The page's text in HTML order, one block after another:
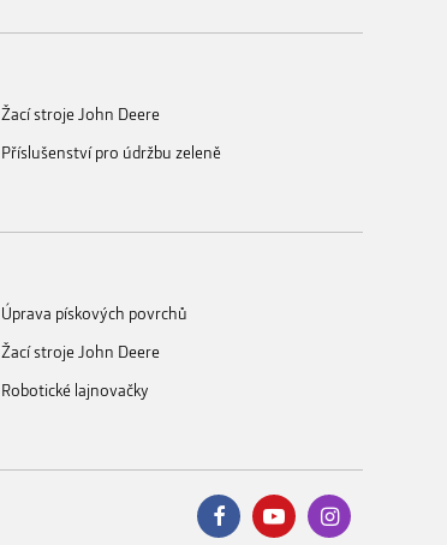
Žací stroje John Deere
Příslušenství pro údržbu zeleně
Úprava pískových povrchů
Žací stroje John Deere
Robotické lajnovačky